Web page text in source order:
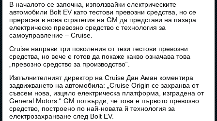
В началото се започна, използвайки електрическите
автомобили Bolt EV като тестови превозни средства, но се
прерасна в нова стратегия на GM да представи на пазара
електрическо превозно средство с технология за
самоуправление – Cruise.
Cruise направи три поколения от тези тестови превозни
средства, но вече е готов да покаже какво означава това
„превозно средство за производство“.
Изпълнителният директор на Cruise Дан Аман коментира
задвижването на автомобила: „Cruise Origin се захранва от
съвсем нова, изцяло електрическа платформа, изградена от
General Motors.“ GM потвърди, че това е първото превозно
средство, построено по най-новата й технология за
електрозахранване след Bolt EV.